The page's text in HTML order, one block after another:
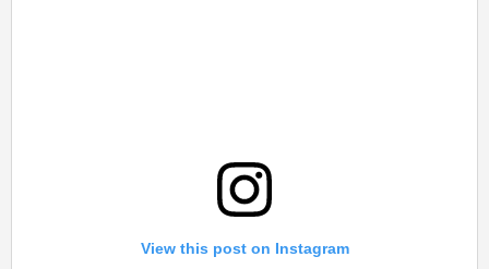
View this post on Instagram